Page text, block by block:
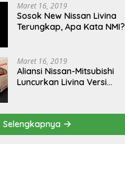
Maret 16, 2019
Sosok New Nissan Livina
Terungkap, Apa Kata NMI?
Maret 16, 2019
Aliansi Nissan-Mitsubishi
Luncurkan Livina Versi
Selengkapnya